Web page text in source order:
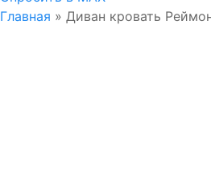
Главная » Диван кровать